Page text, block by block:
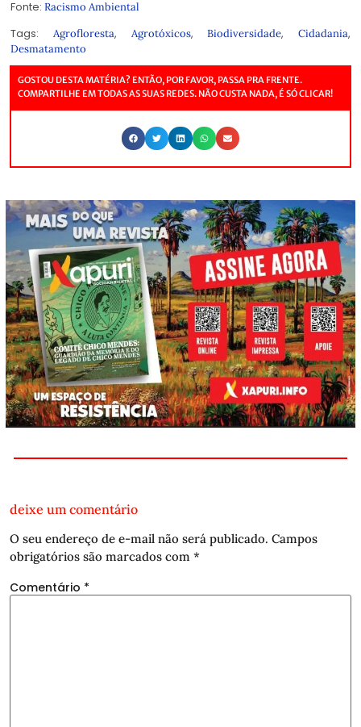
Fonte: Racismo Ambiental
Tags: Agrofloresta, Agrotóxicos,Biodiversidade, Cidadania,
Desmatamento
GOSTOU DESTA MATÉRIA? ENTÃO, POR FAVOR, PASSA PRA FRENTE.
COMPARTILHE EM TODAS AS SUAS REDES. NÃO CUSTA NADA, É SÓ CLICAR!
deixe um comentário
O seu endereço de e-mail não será publicado. Campos
obrigatórios são marcados com *
Comentário *